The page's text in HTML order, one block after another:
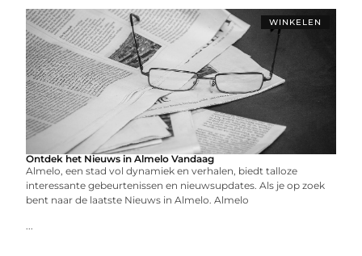
WINKELEN
Ontdek het Nieuws in Almelo Vandaag
Almelo, een stad vol dynamiek en verhalen, biedt talloze
interessante gebeurtenissen en nieuwsupdates. Als je op zoek
bent naar de laatste Nieuws in Almelo. Almelo
...